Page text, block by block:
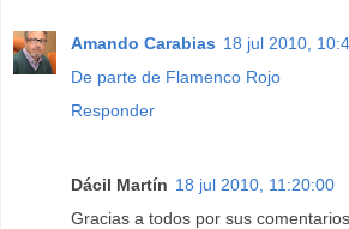
Amando Carabias 18 jul 2010,
De parte de Flamenco Rojo
Responder
Dácil Martín 18 jul 2010, 11:20:00
Gracias a todos por sus